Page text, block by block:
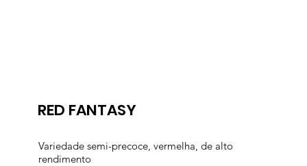
RED FANTASY
Variedade semi-precoce, vermelha, de alto
rendimento